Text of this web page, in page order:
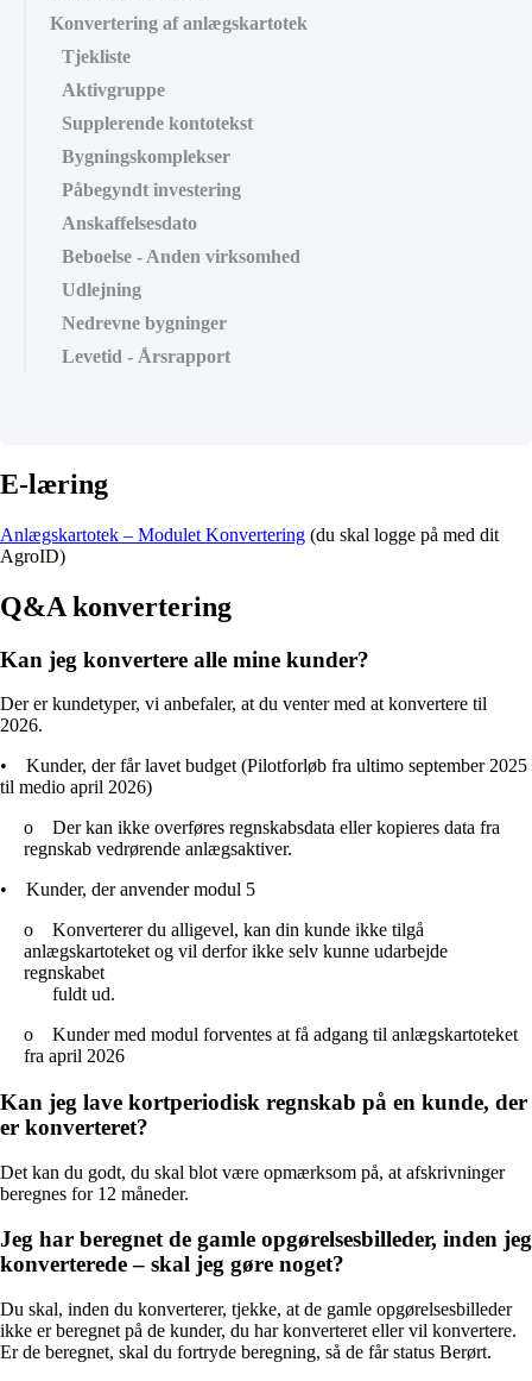
Konvertering af anlægskartotek
Tjekliste
Aktivgruppe
Supplerende kontotekst
Bygningskomplekser
Påbegyndt investering
Anskaffelsesdato
Beboelse - Anden virksomhed
Udlejning
Nedrevne bygninger
Levetid - Årsrapport
E-læring
Anlægskartotek – Modulet Konvertering (du skal logge på med dit
AgroID)
Q&A konvertering
Kan jeg konvertere alle mine kunder?
Der er kundetyper, vi anbefaler, at du venter med at konvertere til
2026.
•
Kunder, der får lavet budget (Pilotforløb fra ultimo september 2025
til medio april 2026)
o
Der kan ikke overføres regnskabsdata eller kopieres data fra
regnskab vedrørende anlægsaktiver.
•
Kunder, der anvender modul 5
o
Konverterer du alligevel, kan din kunde ikke tilgå
anlægskartoteket og vil derfor ikke selv kunne udarbejde
regnskabet
fuldt ud.
o
Kunder med modul forventes at få adgang til anlægskartoteket
fra april 2026
Kan jeg lave kortperiodisk regnskab på en kunde, der
er konverteret?
Det kan du godt, du skal blot være opmærksom på, at afskrivninger
beregnes for 12 måneder.
Jeg har beregnet de gamle opgørelsesbilleder, inden jeg
konverterede – skal jeg gøre noget?
Du skal, inden du konverterer, tjekke, at de gamle opgørelsesbilleder
ikke er beregnet på de kunder, du har konverteret eller vil konvertere.
Er de beregnet, skal du fortryde beregning, så de får status Berørt.